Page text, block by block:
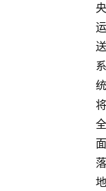
央
运
送
系
统
将
全
面
落
地